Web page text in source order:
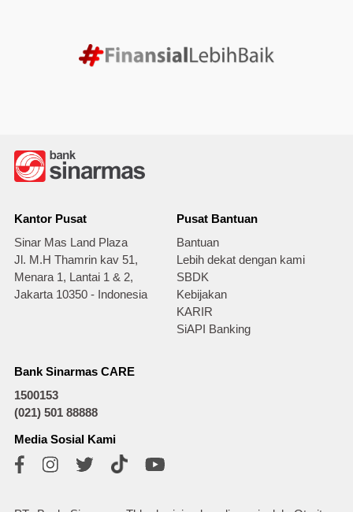
Kantor Pusat
Sinar Mas Land Plaza
Jl. M.H Thamrin kav 51,
Menara 1, Lantai 1 & 2,
Jakarta 10350 - Indonesia
Pusat Bantuan
Bantuan
Lebih dekat dengan kami
SBDK
Kebijakan
KARIR
SiAPI Banking
Bank Sinarmas CARE
1500153
(021) 501 88888
Media Sosial Kami